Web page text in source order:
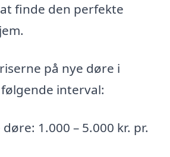
finde den perfekte
på nye døre i
interval:
1.000 – 5.000 kr. pr.